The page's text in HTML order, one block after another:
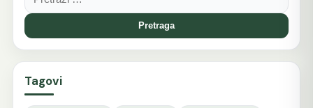
Tagovi